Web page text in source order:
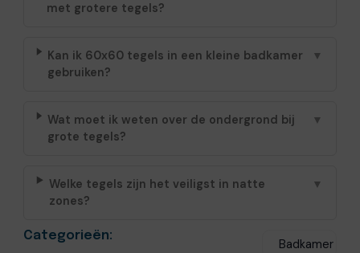
met grotere tegels?
Kan ik 60x60 tegels in een kleine badkamer
gebruiken?
▼
Wat moet ik weten over de ondergrond bij
grote tegels?
▼
Welke tegels zijn het veiligst in natte
zones?
▼
Categorieën:
Badkamer